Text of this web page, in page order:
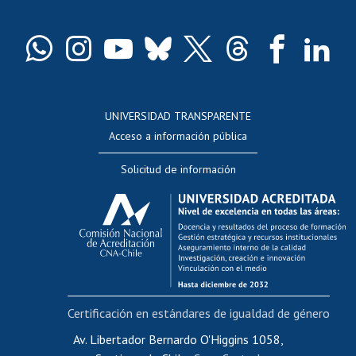
Docentes
Evaluación docente
Calificación académica
Postulación al AUCAI
Funcionarias/os
Cursos internos de capacitación
Bienestar del personal
Portal de movilidad interna
Certificado de renta
UNIVERSIDAD TRANSPARENTE
Acceso a información pública
Solicitud de información
Av. Libertador Bernardo O'Higgins 1058,
Certificación en estándares de igualdad de género